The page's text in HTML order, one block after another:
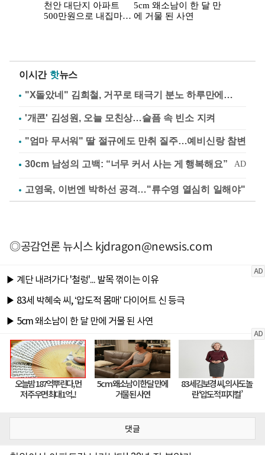
이시간 핫뉴스
"X돌았네" 김희철, 거꾸로 태극기 분노 하루만에…
'개콘' 김성원, 오늘 모친상…슬픔 속 빈소 지켜
"엄마 무서워" 딸 절규에도 만취 질주…예비신랑 참변
고영욱, 이번엔 박하선 공격…"류수영 열심히 일해야"
◎공감언론 뉴시스kjdragon@newsis.com
댓글